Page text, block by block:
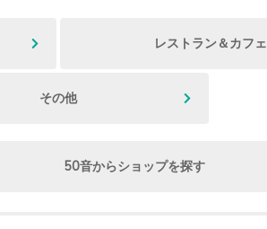
レストラン＆カフェ
その他
50音からショップを探す